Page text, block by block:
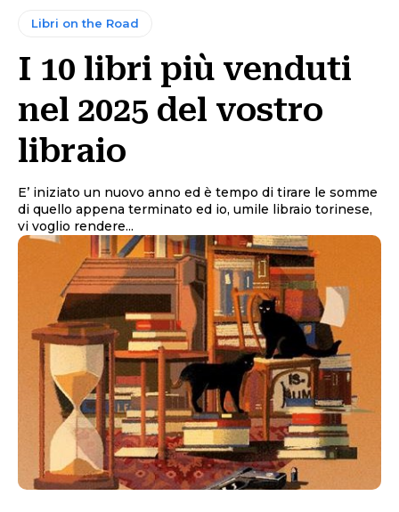
Libri on the Road
I 10 libri più venduti
nel 2025 del vostro
libraio
E’ iniziato un nuovo anno ed è tempo di tirare le somme
di quello appena terminato ed io, umile libraio torinese,
vi voglio rendere...